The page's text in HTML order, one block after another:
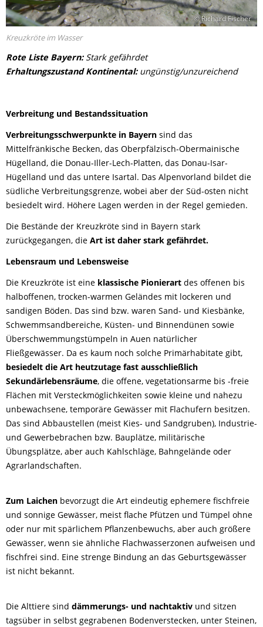
© Richard Fischer
Kreuzkröte im Wasser
Rote Liste Bayern: Stark gefährdet
Erhaltungszustand Kontinental: ungünstig/unzureichend
Verbreitung und Bestandssituation
Verbreitungsschwerpunkte in Bayern sind das
Mittelfränkische Becken, das Oberpfälzisch-Obermainische
Hügelland, die Donau-Iller-Lech-Platten, das Donau-Isar-
Hügelland und das untere Isartal. Das Alpenvorland bildet die
südliche Verbreitungsgrenze, wobei aber der Süd-osten nicht
besiedelt wird. Höhere Lagen werden in der Regel gemieden.
Die Bestände der Kreuzkröte sind in Bayern stark
zurückgegangen, die Art ist daher stark gefährdet.
Lebensraum und Lebensweise
Die Kreuzkröte ist eine klassische Pionierart des offenen bis
halboffenen, trocken-warmen Geländes mit lockeren und
sandigen Böden. Das sind bzw. waren Sand- und Kiesbänke,
Schwemmsandbereiche, Küsten- und Binnendünen sowie
Überschwemmungstümpeln in Auen natürlicher
Fließgewässer. Da es kaum noch solche Primärhabitate gibt,
besiedelt die Art heutzutage fast ausschließlich
Sekundärlebensräume, die offene, vegetationsarme bis -freie
Flächen mit Versteckmöglichkeiten sowie kleine und nahezu
unbewachsene, temporäre Gewässer mit Flachufern besitzen.
Das sind Abbaustellen (meist Kies- und Sandgruben), Industrie-
und Gewerbebrachen bzw. Bauplätze, militärische
Übungsplätze, aber auch Kahlschläge, Bahngelände oder
Agrarlandschaften.
Zum Laichen bevorzugt die Art eindeutig ephemere fischfreie
und sonnige Gewässer, meist flache Pfützen und Tümpel ohne
oder nur mit spärlichem Pflanzenbewuchs, aber auch größere
Gewässer, wenn sie ähnliche Flachwasserzonen aufweisen und
fischfrei sind. Eine strenge Bindung an das Geburtsgewässer
ist nicht bekannt.
Die Alttiere sind dämmerungs- und nachtaktiv und sitzen
tagsüber in selbst gegrabenen Bodenverstecken, unter Steinen,